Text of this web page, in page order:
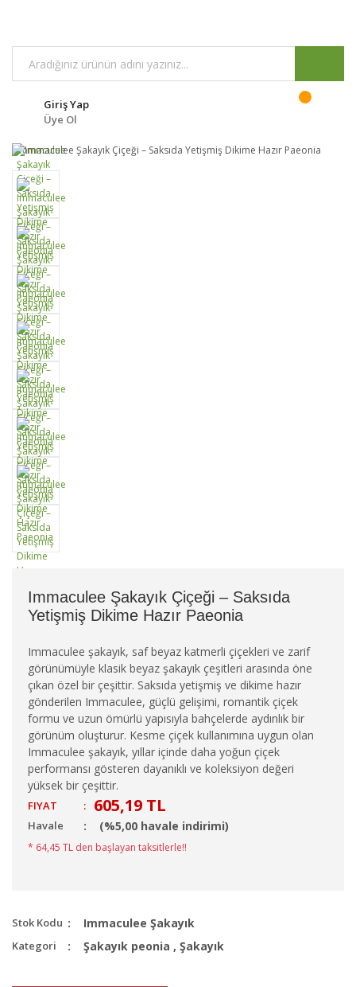
Giriş Yap
Üye Ol
Immaculee Şakayık Çiçeği – Saksıda
Yetişmiş Dikime Hazır Paeonia
Immaculee şakayık, saf beyaz katmerli çiçekleri ve zarif
görünümüyle klasik beyaz şakayık çeşitleri arasında öne
çıkan özel bir çeşittir. Saksıda yetişmiş ve dikime hazır
gönderilen Immaculee, güçlü gelişimi, romantik çiçek
formu ve uzun ömürlü yapısıyla bahçelerde aydınlık bir
görünüm oluşturur. Kesme çiçek kullanımına uygun olan
Immaculee şakayık, yıllar içinde daha yoğun çiçek
performansı gösteren dayanıklı ve koleksiyon değeri
yüksek bir çeşittir.
FIYAT : 605,19 TL
Havale (%5,00 havale indirimi)
* 64,45 TL den başlayan taksitlerle!!
Stok Kodu Immaculee Şakayık
Kategori Şakayık peonia , Şakayık